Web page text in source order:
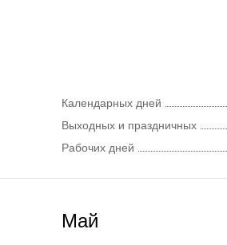
Календарных дней
Выходных и праздничных
Рабочих дней
Май